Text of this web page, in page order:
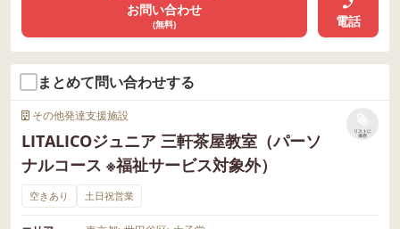
お問い合わせ
(無料) 電話
まとめて問い合わせする
その他発達支援施設
LITALICOジュニア 三軒茶屋教室（パーソ
ナルコース ※福祉サービス対象外）
リストに
保存
空きあり 土日祝営業